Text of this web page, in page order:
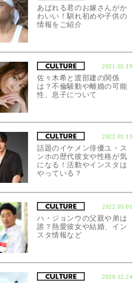
あばれる君のお嫁さんがか
わいい！馴れ初めや子供の
情報をご紹介
2021.05.19
佐々木希と渡部建の関係
は？不倫騒動や離婚の可能
性、息子について
2022.01.19
話題のイケメン俳優ユ・ス
ンホの歴代彼女や性格が気
になる！活動やインスタは
やっている？
2022.03.01
ハ・ジョンウの父親や弟は
誰？熱愛彼女や結婚、イン
スタ情報など
2020.12.24